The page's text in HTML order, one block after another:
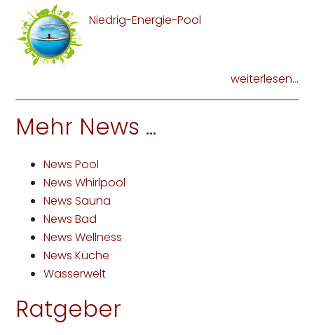
Niedrig-Energie-Pool
weiterlesen...
Mehr News ...
News Pool
News Whirlpool
News Sauna
News Bad
News Wellness
News Küche
Wasserwelt
Ratgeber